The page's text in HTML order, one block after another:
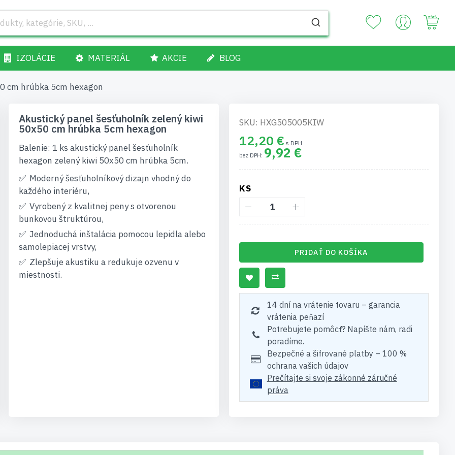
IZOLÁCIE MATERIÁL AKCIE BLOG
cm hrúbka 5cm hexagon
Akustický panel šesťuholník zelený kiwi
50x50 cm hrúbka 5cm hexagon
Balenie: 1 ks akustický panel šesťuholník
hexagon zelený kiwi 50x50 cm hrúbka 5cm.
Moderný šesťuholníkový dizajn vhodný do
každého interiéru,
Vyrobený z kvalitnej peny s otvorenou
bunkovou štruktúrou,
Jednoduchá inštalácia pomocou lepidla alebo
samolepiacej vrstvy,
Zlepšuje akustiku a redukuje ozvenu v
miestnosti.
SKU: HXG505005KIW
12,20 €
9,92 €
KS
PRIDAŤ DO KOŠÍKA
14 dní na vrátenie tovaru – garancia
vrátenia peňazí
Potrebujete pomôcť? Napíšte nám, radi
poradíme.
Bezpečné a šifrované platby – 100 %
ochrana vašich údajov
Prečítajte si svoje zákonné záručné
práva